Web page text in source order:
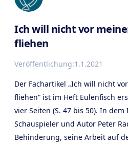
Ich will nicht vor
fliehen
Veröffentlichung:1.1.2021
Der Fachartikel „Ich will nicht
fliehen“ ist im Heft Eulenfisch
vier Seiten (S. 47 bis 50). In
Schauspieler und Autor Peter
Behinderung, seine Arbeit auf